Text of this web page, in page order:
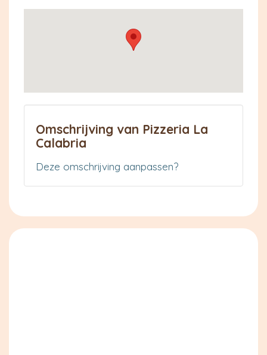
Omschrijving van Pizzeria La
Calabria
Deze omschrijving aanpassen?